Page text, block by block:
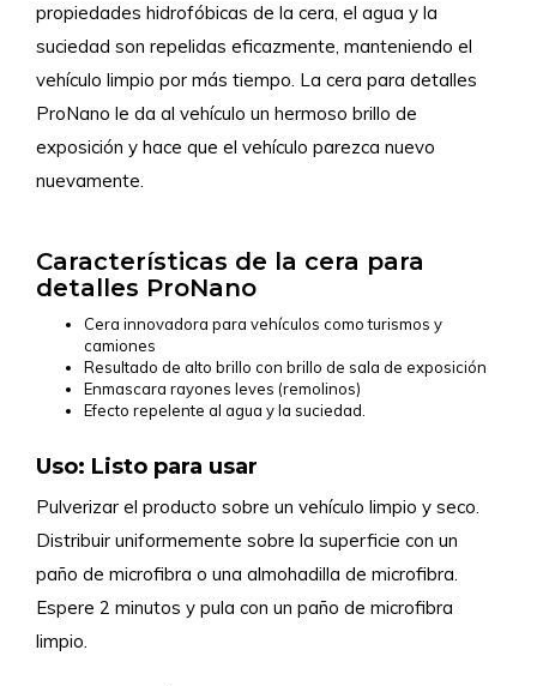
propiedades hidrofóbicas de la cera, el agua y la
suciedad son repelidas eficazmente, manteniendo el
vehículo limpio por más tiempo. La cera para detalles
ProNano le da al vehículo un hermoso brillo de
exposición y hace que el vehículo parezca nuevo
nuevamente.
Características de la cera para
detalles ProNano
Cera innovadora para vehículos como turismos y
camiones
Resultado de alto brillo con brillo de sala de exposición
Enmascara rayones leves (remolinos)
Efecto repelente al agua y la suciedad.
Uso: Listo para usar
Pulverizar el producto sobre un vehículo limpio y seco.
Distribuir uniformemente sobre la superficie con un
paño de microfibra o una almohadilla de microfibra.
Espere 2 minutos y pula con un paño de microfibra
limpio.